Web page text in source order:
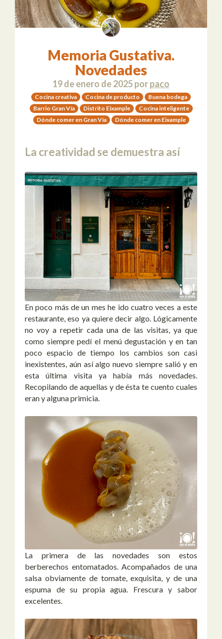
Memoria Gustativa.
Novedades
19 de enero de 2025porpaco
Cocina creativa Cocina de producto
Buena bodega
Barrio Gran Vía
Distrito Eixample
Cocina inteligente
Dónde comer en Gran Vía
Dónde comer en Eixample
La creatividad se demuestra así
En poco más de un mes he ido cuatro veces a este
restaurante, eso ya quiere decir algo. Lógicamente
no voy a repetir cada una de las visitas, ya que
como siempre pedí el menú degustación y en tan
poco espacio de tiempo los cambios son casi
inexistentes, aún así algo nuevo siempre salió y en
esta última visita ya había más novedades.
Recopilando de aquellas y de ésta te cuento cuales
eran y alguna primicia.
La primera de las novedades son estos
berberechos entomatados. Acompañados de una
salsa obviamente de tomate, exquisita, y de una
espuma de su propia agua. Frescura y sabor
excelentes.